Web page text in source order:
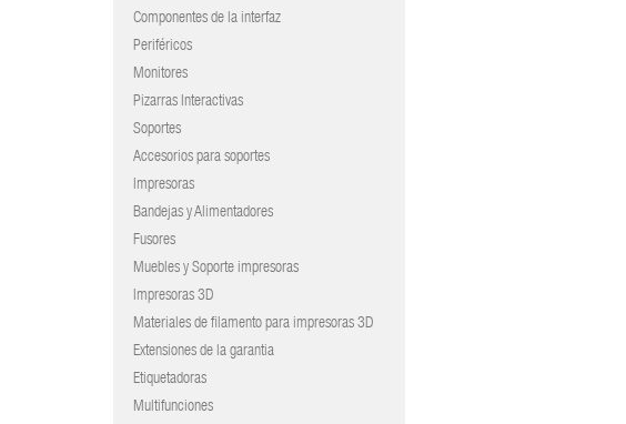
Componentes de la interfaz
Periféricos
Monitores
Pizarras Interactivas
Soportes
Accesorios para soportes
Impresoras
Bandejas y Alimentadores
Fusores
Muebles y Soporte impresoras
Impresoras 3D
Materiales de filamento para impresoras 3D
Extensiones de la garantia
Etiquetadoras
Multifunciones